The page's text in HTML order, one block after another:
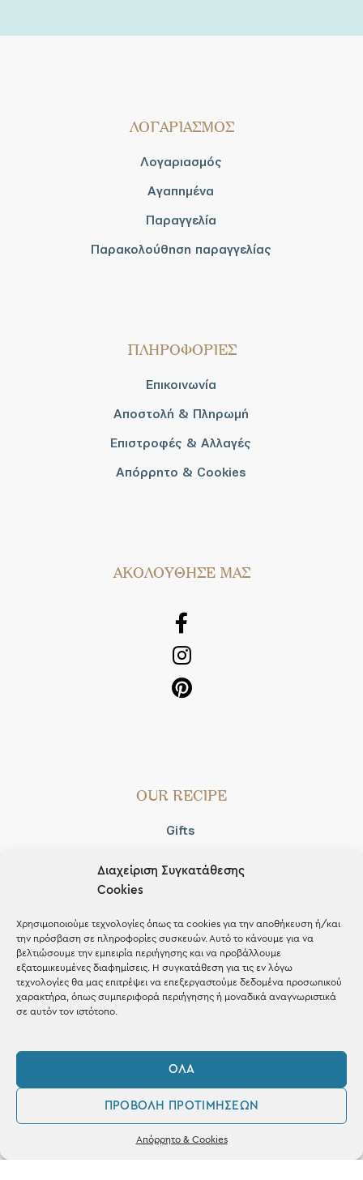
Διαχείριση Συγκατάθεσης
Cookies
Χρησιμοποιούμε τεχνολογίες όπως τα cookies για την αποθήκευση ή/και
την πρόσβαση σε πληροφορίες συσκευών. Αυτό το κάνουμε για να
βελτιώσουμε την εμπειρία περιήγησης και να προβάλλουμε
εξατομικευμένες διαφημίσεις. Η συγκατάθεση για τις εν λόγω
τεχνολογίες θα μας επιτρέψει να επεξεργαστούμε δεδομένα προσωπικού
χαρακτήρα, όπως συμπεριφορά περιήγησης ή μοναδικά αναγνωριστικά
σε αυτόν τον ιστότοπο.
ΌΛΑ
ΠΡΟΒΟΛΉ ΠΡΟΤΙΜΉΣΕΩΝ
Απόρρητο & Cookies
ΛΟΓΑΡΙΑΣΜΟΣ
Λογαριασμός
Αγαπημένα
Παραγγελία
Παρακολούθηση παραγγελίας
ΠΛΗΡΟΦΟΡΙΕΣ
Επικοινωνία
Αποστολή & Πληρωμή
Επιστροφές & Αλλαγές
Απόρρητο & Cookies
AΚΟΛΟΥΘΗΣΕ ΜΑΣ
OUR RECIPE
Gifts
Shop the look
Σταθά 17, 38221 Βόλος
Δευ / Τετ / Σαβ: 09:00 - 15:00
Τριτ / Πεμ / Παρ: 09:00 - 21:00
Φίλτρα
0